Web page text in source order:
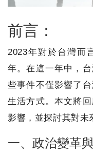
前言：
2023年對於台灣而
年。在這一年中，
些事件不僅影響了
生活方式。本文將
影響，並探討其對未
一、政治變革